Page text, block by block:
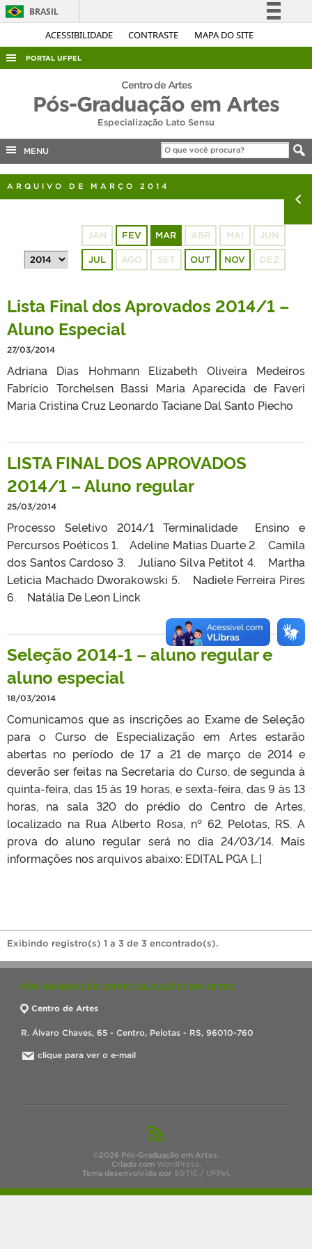
ACESSIBILIDADE CONTRASTE MAPA DO SITE
BRASIL
Simplifique!
Acesso à informação
Canais
PORTAL UFPEL
AUDITORIA
CONCURSOS
EDITAIS
INTERNACIONAL
TELEFONES
Centro de Artes
Pós-Graduação em Artes
Especialização Lato Sensu
MENU
ARQUIVO DE MARÇO 2014
JAN FEV MAR ABR MAI JUN
JUL AGO SET OUT NOV DEZ
Lista Final dos Aprovados 2014/1 –
Aluno Especial
27/03/2014
Adriana Dias Hohmann Elizabeth Oliveira Medeiros
Fabrício Torchelsen Bassi Maria Aparecida de Faveri
Maria Cristina Cruz Leonardo Taciane Dal Santo Piecho
LISTA FINAL DOS APROVADOS
2014/1 – Aluno regular
25/03/2014
Processo Seletivo 2014/1 Terminalidade Ensino e
Percursos Poéticos 1. Adeline Matias Duarte 2. Camila
dos Santos Cardoso 3. Juliano Silva Petitot 4. Martha
Leticia Machado Dworakowski 5. Nadiele Ferreira Pires
6. Natália De Leon Linck
Seleção 2014-1 – aluno regular e
aluno especial
18/03/2014
Comunicamos que as inscrições ao Exame de Seleção
para o Curso de Especialização em Artes estarão
abertas no período de 17 a 21 de março de 2014 e
deverão ser feitas na Secretaria do Curso, de segunda à
quinta-feira, das 15 às 19 horas, e sexta-feira, das 9 às 13
horas, na sala 320 do prédio do Centro de Artes,
localizado na Rua Alberto Rosa, nº 62, Pelotas, RS. A
prova do aluno regular será no dia 24/03/14. Mais
informações nos arquivos abaixo: EDITAL PGA […]
Exibindo registro(s) 1 a 3 de 3 encontrado(s).
PÓS-GRADUAÇÃO (ESPECIALIZAÇÃO) EM ARTES
Centro de Artes
R. Álvaro Chaves, 65 - Centro, Pelotas - RS, 96010-760
clique para ver o e-mail
©2026 Pós-Graduação em Artes.
Criado com WordPress.
Tema desenvolvido por SGTIC / UFPel.